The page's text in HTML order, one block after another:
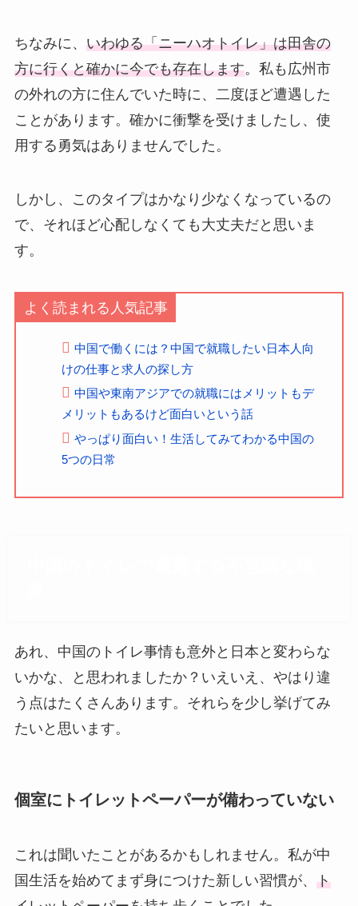
ちなみに、 いわゆる「ニーハオトイレ」は田舎の
方に行くと確かに今でも存在します。私も広州市
の外れの方に住んでいた時に、二度ほど遭遇した
ことがあります。確かに衝撃を受けましたし、使
用する勇気はありませんでした。
しかし、このタイプはかなり少なくなっているの
で、それほど心配しなくても大丈夫だと思いま
す。
よく読まれる人気記事
中国で働くには？中国で就職したい日本人向
けの仕事と求人の探し方
中国や東南アジアでの就職にはメリットもデ
メリットもあるけど面白いという話
やっぱり面白い！生活してみてわかる中国の
5つの日常
あれ、中国のトイレ事情も意外と日本と変わらな
いかな、と思われましたか？いえいえ、やはり違
う点はたくさんあります。それらを少し挙げてみ
たいと思います。
個室にトイレットペーパーが備わっていない
これは聞いたことがあるかもしれません。私が中
国生活を始めてまず身につけた新しい習慣が、 ト